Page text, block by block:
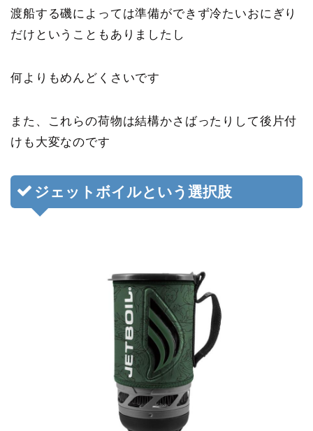
渡船する磯によっては準備ができず冷たいおにぎり
だけということもありましたし
何よりもめんどくさいです
また、これらの荷物は結構かさばったりして後片付
けも大変なのです
ジェットボイルという選択肢